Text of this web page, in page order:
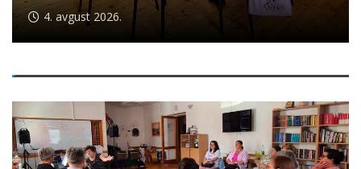
4. avgust 2026.